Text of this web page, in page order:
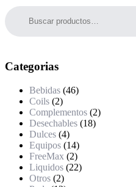
por:
Categorias
Bebidas (46)
Coils (2)
Complementos (2)
Desechables (18)
Dulces (4)
Equipos (14)
FreeMax (2)
Liquidos (22)
Otros (2)